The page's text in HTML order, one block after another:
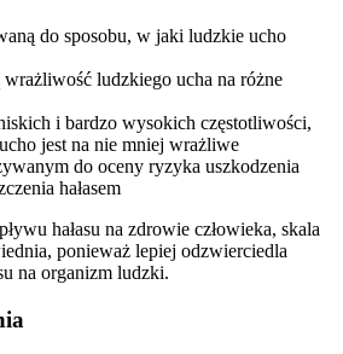
do sposobu, w jaki ludzkie ucho
ludzkiego ucha na różne
i bardzo wysokich częstotliwości,
jest na nie mniej wrażliwe
do oceny ryzyka uszkodzenia
hałasem
hałasu na zdrowie człowieka, skala
ponieważ lepiej odzwierciedla
na organizm ludzki.